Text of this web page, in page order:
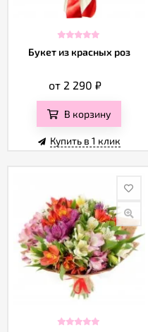
конфиденциальности
Отзывы
Букет из красных роз
от 2 290 ₽
В корзину
Купить в 1 клик